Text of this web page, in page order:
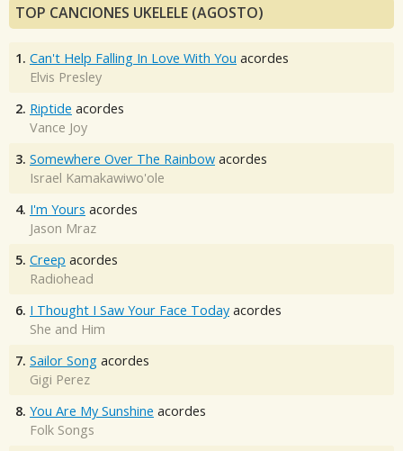
TOP CANCIONES UKELELE (AGOSTO)
1. Can't Help Falling In Love With You acordes
Elvis Presley
2. Riptide acordes
Vance Joy
3. Somewhere Over The Rainbow acordes
Israel Kamakawiwo'ole
4. I'm Yours acordes
Jason Mraz
5. Creep acordes
Radiohead
6. I Thought I Saw Your Face Today acordes
She and Him
7. Sailor Song acordes
Gigi Perez
8. You Are My Sunshine acordes
Folk Songs